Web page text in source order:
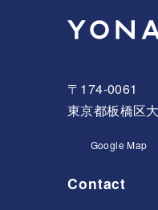
〒174-0061
東京都板橋区
Google Map
Contact